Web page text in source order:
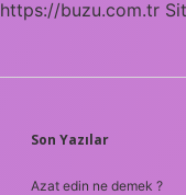
https://buzu.com.tr
Son Yazılar
Azat edin ne demek ?